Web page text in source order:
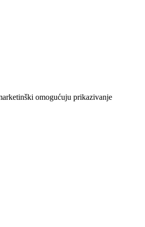
omogućuju prikazivanje